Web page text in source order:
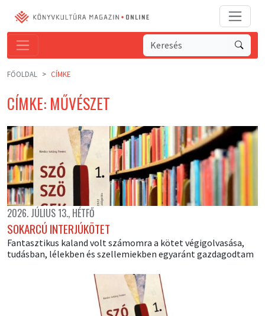
FŐOLDAL CÍMKE
CÍMKE: MŰVÉSZET
2026. JÚLIUS 13., HÉTFŐ
SOKARCÚ INTERJÚKÖTET
Fantasztikus kaland volt számomra a kötet végigolvasása,
tudásban, lélekben és szellemiekben egyaránt gazdagodtam